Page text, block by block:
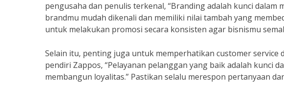
pengusaha dan penulis terkenal, “Branding adalah kunci dalam
brandmu mudah dikenali dan memiliki nilai tambah yang
untuk melakukan promosi secara konsisten agar bisnismu
Selain itu, penting juga untuk memperhatikan customer service
pendiri Zappos, “Pelayanan pelanggan yang baik adalah kunci
membangun loyalitas.” Pastikan selalu merespon pertanyaan